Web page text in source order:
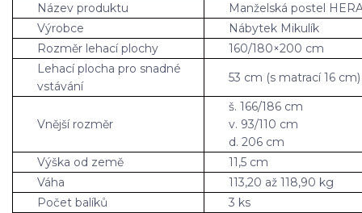
Název produktu
Manželská postel
Výrobce
Nábytek Mikulík
Rozměr lehací plochy
160/180×200 cm
Lehací plocha pro snadné
vstávání
53 cm (s matrací 16 cm)
Vnější rozměr
š. 166/186 cm
v. 93/110 cm
d. 206 cm
Výška od země
11,5 cm
Váha
113,20 až 118,90 kg
Počet balíků
3 ks